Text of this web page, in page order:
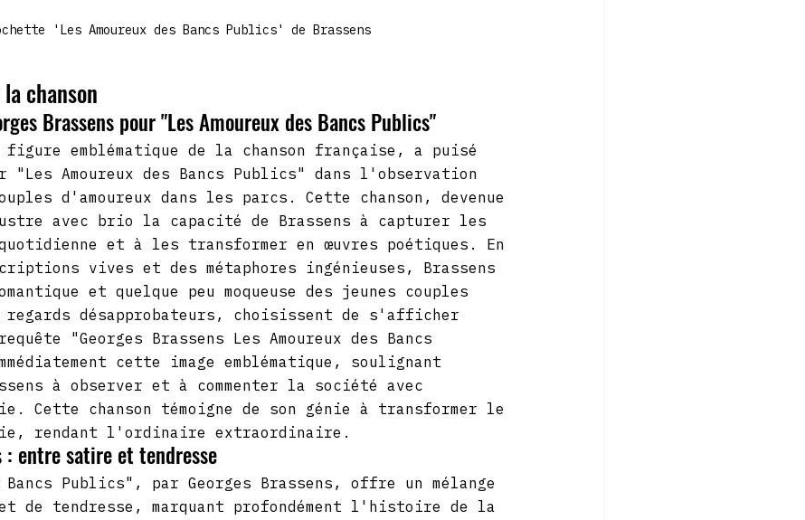
'Les Amoureux des Bancs Publics' de Brassens
chanson
Brassens pour "Les Amoureux des Bancs Publics"
figure emblématique de la chanson française, a puisé
Amoureux des Bancs Publics" dans l'observation
d'amoureux dans les parcs. Cette chanson, devenue
avec brio la capacité de Brassens à capturer les
et à les transformer en œuvres poétiques. En
vives et des métaphores ingénieuses, Brassens
et quelque peu moqueuse des jeunes couples
désapprobateurs, choisissent de s'afficher
"Georges Brassens Les Amoureux des Bancs
cette image emblématique, soulignant
à observer et à commenter la société avec
Cette chanson témoigne de son génie à transformer le
rendant l'ordinaire extraordinaire.
: entre satire et tendresse
Bancs Publics", par Georges Brassens, offre un mélange
de tendresse, marquant profondément l'histoire de la